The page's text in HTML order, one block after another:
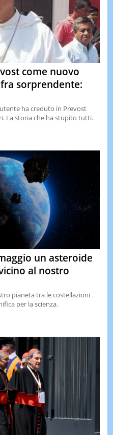
come nuovo
sorprendente:
ha creduto in Prevost
La storia che ha stupito tutti.
un asteroide
al nostro
pianeta tra le costellazioni
per la scienza.